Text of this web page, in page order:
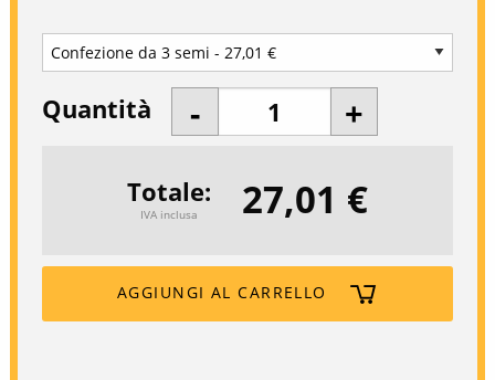
Quantità
Totale
IVA inclusa 27,01 €
AGGIUNGI AL CARRELLO